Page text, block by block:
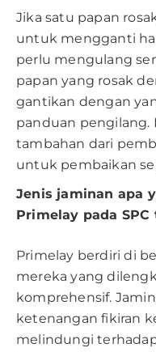
Jika satu papan
untuk mengganti
perlu mengulang
papan yang rosak
gantikan dengan
panduan pengilang.
tambahan dari
untuk pembaikan
Jenis jaminan apa
Primelay pada
Primelay berdiri di
mereka yang
komprehensif.
ketenangan fikiran
melindungi